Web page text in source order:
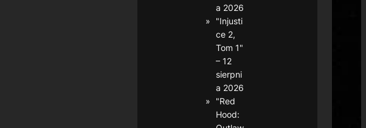
a 2026
"Injusti
ce 2,
Tom 1"
– 12
sierpni
a 2026
"Red
Hood: